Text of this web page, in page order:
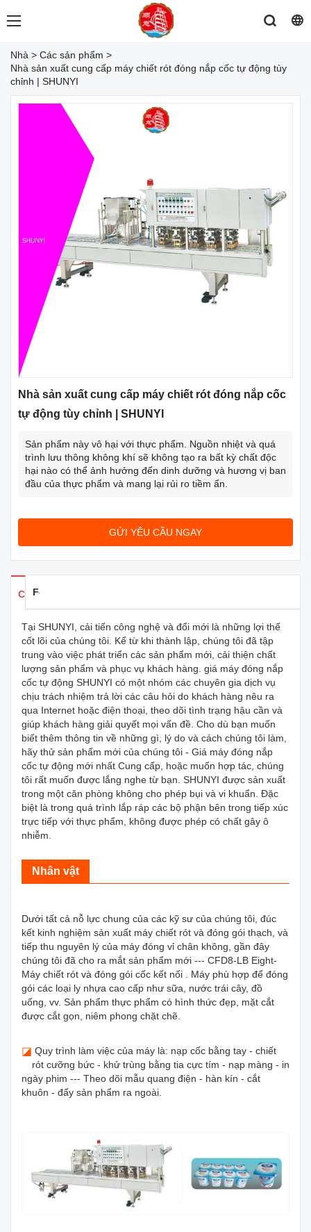
Nhà > Các sản phẩm >
Nhà sản xuất cung cấp máy chiết rót đóng nắp cốc tự động tùy
chỉnh | SHUNYI
Nhà sản xuất cung cấp máy chiết rót đóng nắp cốc
tự động tùy chỉnh | SHUNYI
Sản phẩm này vô hại với thực phẩm. Nguồn nhiệt và quá
trình lưu thông không khí sẽ không tạo ra bất kỳ chất độc
hại nào có thể ảnh hưởng đến dinh dưỡng và hương vị ban
đầu của thực phẩm và mang lại rủi ro tiềm ẩn.
GỬI YÊU CẦU NGAY
Chi tiết sản phẩm
Feedback
Tại SHUNYI, cải tiến công nghệ và đổi mới là những lợi thế
cốt lõi của chúng tôi. Kể từ khi thành lập, chúng tôi đã tập
trung vào việc phát triển các sản phẩm mới, cải thiện chất
lượng sản phẩm và phục vụ khách hàng. giá máy đóng nắp
cốc tự động SHUNYI có một nhóm các chuyên gia dịch vụ
chịu trách nhiệm trả lời các câu hỏi do khách hàng nêu ra
qua Internet hoặc điện thoại, theo dõi tình trạng hậu cần và
giúp khách hàng giải quyết mọi vấn đề. Cho dù bạn muốn
biết thêm thông tin về những gì, lý do và cách chúng tôi làm,
hãy thử sản phẩm mới của chúng tôi - Giá máy đóng nắp
cốc tự động mới nhất Cung cấp, hoặc muốn hợp tác, chúng
tôi rất muốn được lắng nghe từ bạn. SHUNYI được sản xuất
trong một căn phòng không cho phép bụi và vi khuẩn. Đặc
biệt là trong quá trình lắp ráp các bộ phận bên trong tiếp xúc
trực tiếp với thực phẩm, không được phép có chất gây ô
nhiễm.
Nhân vật
Dưới tất cả nỗ lực chung của các kỹ sư của chúng tôi, đúc
kết kinh nghiệm sản xuất máy chiết rót và đóng gói thạch, và
tiếp thu nguyên lý của máy đóng vỉ chân không, gần đây
chúng tôi đã cho ra mắt sản phẩm mới --- CFD8-LB Eight-
Máy chiết rót và đóng gói cốc kết nối . Máy phù hợp để đóng
gói các loại ly nhựa cao cấp như sữa, nước trái cây, đồ
uống, vv. Sản phẩm thực phẩm có hình thức đẹp, mặt cắt
được cắt gọn, niêm phong chặt chẽ.
◪ Quy trình làm việc của máy là: nạp cốc bằng tay - chiết
rót cưỡng bức - khử trùng bằng tia cực tím - nạp màng - in
ngày phim --- Theo dõi mẫu quang điện - hàn kín - cắt
khuôn - đẩy sản phẩm ra ngoài.